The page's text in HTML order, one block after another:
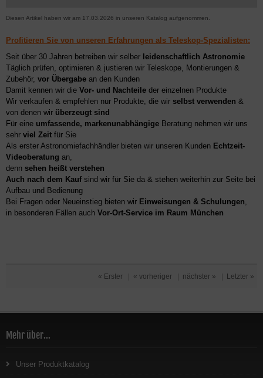
Diesen Artikel haben wir am 17.03.2026 in unseren Katalog aufgenommen.
Profitieren Sie von unseren Erfahrungen als Teleskop-Spezialisten:
Seit über 30 Jahren betreiben wir selber leidenschaftlich Astronomie
Täglich prüfen, optimieren & justieren wir Teleskope, Montierungen &
Zubehör, vor Übergabe an den Kunden
Damit kennen wir die Vor- und Nachteile der einzelnen Produkte
Wir verkaufen & empfehlen nur Produkte, die wir selbst verwenden &
von denen wir überzeugt sind
Für eine umfassende, markenunabhängige Beratung nehmen wir uns
sehr viel Zeit für Sie
Als erster Astronomiefachhändler bieten wir unseren Kunden Echtzeit-
Videoberatung an,
denn sehen heißt verstehen
Auch nach dem Kaufsind wir für Sie da & stehen weiterhin zur Seite bei
Aufbau und Bedienung
Bei Fragen oder Neueinstieg bieten wir Einweisungen & Schulungen,
in besonderen Fällen auch Vor-Ort-Service im Raum München
« Erster « vorheriger nächster » Letzter »
Mehr über...
Unser Produktkatalog